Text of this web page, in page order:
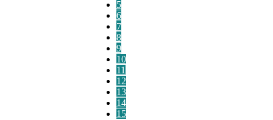
5
6
7
8
9
10
11
12
13
14
15